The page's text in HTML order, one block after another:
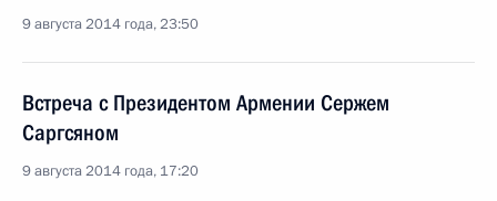
9 августа 2014 года, 23:50
Встреча с Президентом Армении Сержем
Саргсяном
9 августа 2014 года, 17:20